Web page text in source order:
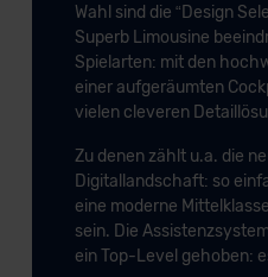
Wahl sind die “Design
Superb Limousine
Spielarten: mit den
einer aufgeräumten
vielen cleveren
Zu denen zählt u.a. die
Digitallandschaft: so
eine moderne
sein. Die
ein Top-Level gehoben: